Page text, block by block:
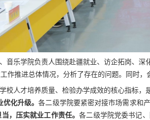
音乐学院负责人围绕赴疆就业、访企拓岗、
作推进总体情况，分析了存在的问题。同时
校人才培养质量、检验办学成效的核心指标
优化升级。各二级学院要紧密对接市场需求和
，压实就业工作责任。各二级学院党委书记、